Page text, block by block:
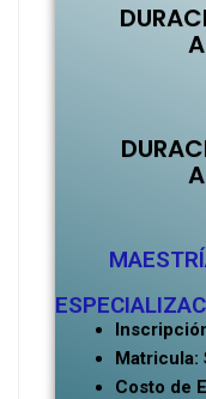
MAESTRÍA
Matricula:
Costo de